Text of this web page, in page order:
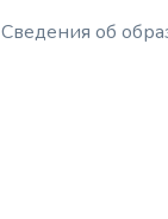
Сведения об